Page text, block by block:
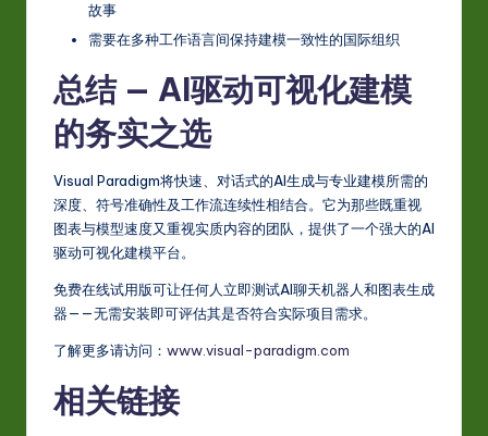
故事
需要在多种工作语言间保持建模一致性的国际组织
总结 — AI驱动可视化建模
的务实之选
Visual Paradigm将快速、对话式的AI生成与专业建模所需的
深度、符号准确性及工作流连续性相结合。它为那些既重视
图表与模型速度又重视实质内容的团队，提供了一个强大的AI
驱动可视化建模平台。
免费在线试用版可让任何人立即测试AI聊天机器人和图表生成
器——无需安装即可评估其是否符合实际项目需求。
了解更多请访问： www.visual-paradigm.com
相关链接